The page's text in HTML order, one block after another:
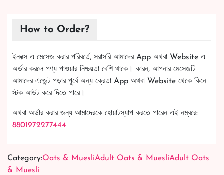
How to Order?
ইনবক্স এ মেসেজ করার পরিবর্তে, সরাসরি আমাদের App অথবা Website এ
অর্ডার করলে পণ্য পাওয়ার নিশ্চয়তা বেশি থাকে। কারন, আপনার মেসেজটি
আমাদের এজেন্ট পড়ার পূর্বে অন্য ক্রেতা App অথবা Website থেকে কিনে
স্টক আউট করে দিতে পারে।
অথবা অর্ডার করার জন্য আমাদেরকে হোয়াটস্যাপ করতে পারেন এই নম্বরে:
8801972277444
Category:Oats & MuesliAdult Oats & MuesliAdult Oats
& Muesli